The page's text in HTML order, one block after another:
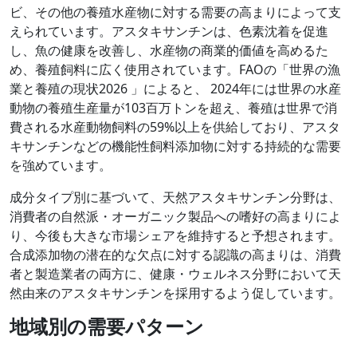
ビ、その他の養殖水産物に対する需要の高まりによって支
えられています。アスタキサンチンは、色素沈着を促進
し、魚の健康を改善し、水産物の商業的価値を高めるた
め、養殖飼料に広く使用されています。FAOの「世界の漁
業と養殖の現状2026 」によると、 2024年には世界の水産
動物の養殖生産量が103百万トンを超え、養殖は世界で消
費される水産動物飼料の59%以上を供給しており、アスタ
キサンチンなどの機能性飼料添加物に対する持続的な需要
を強めています。
成分タイプ別に基づいて、天然アスタキサンチン分野は、
消費者の自然派・オーガニック製品への嗜好の高まりによ
り、今後も大きな市場シェアを維持すると予想されます。
合成添加物の潜在的な欠点に対する認識の高まりは、消費
者と製造業者の両方に、健康・ウェルネス分野において天
然由来のアスタキサンチンを採用するよう促しています。
地域別の需要パターン